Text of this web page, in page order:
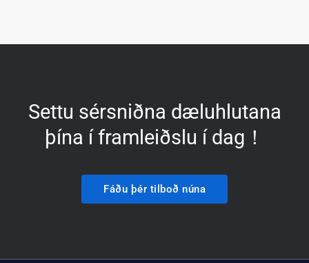
Settu sérsniðna dæluhlutana
þína í framleiðslu í dag！
Fáðu þér tilboð núna